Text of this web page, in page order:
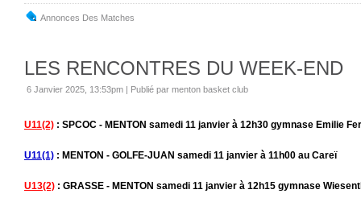
Annonces Des Matches
LES RENCONTRES DU WEEK-END
6 Janvier 2025, 13:53pm | Publié par menton basket club
U11(2) : SPCOC - MENTON samedi 11 janvier à 12h30 gymnase Emilie
U11(1) : MENTON - GOLFE-JUAN samedi 11 janvier à 11h00 au Careï
U13(2) : GRASSE - MENTON samedi 11 janvier à 12h15 gymnase